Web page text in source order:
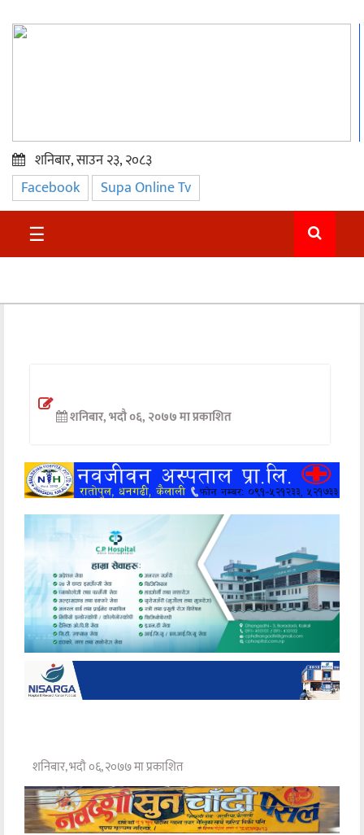
प्रमुख
समाचार
सुदुर
अन्तर्वार्ता
खेलकुद
मनोरञ्जन
अन्य
शनिबार, साउन २३, २०८३
Facebook Supa Online Tv
☰
शनिबार, भदौ ०६, २०७७ मा प्रकाशित
शनिबार, भदौ ०६, २०७७ मा प्रकाशित